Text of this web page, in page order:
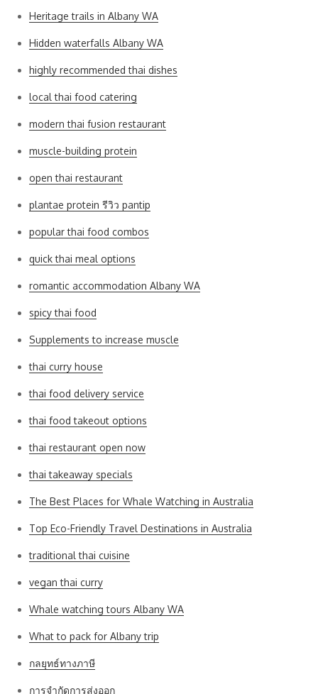
Heritage trails in Albany WA
Hidden waterfalls Albany WA
highly recommended thai dishes
local thai food catering
modern thai fusion restaurant
muscle-building protein
open thai restaurant
plantae protein รีวิว pantip
popular thai food combos
quick thai meal options
romantic accommodation Albany WA
spicy thai food
Supplements to increase muscle
thai curry house
thai food delivery service
thai food takeout options
thai restaurant open now
thai takeaway specials
The Best Places for Whale Watching in Australia
Top Eco-Friendly Travel Destinations in Australia
traditional thai cuisine
vegan thai curry
Whale watching tours Albany WA
What to pack for Albany trip
กลยุทธ์ทางภาษี
การจำกัดการส่งออก